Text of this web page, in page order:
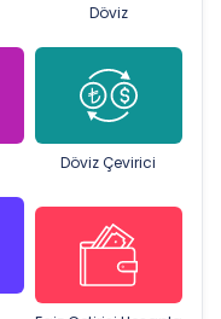
Döviz
Döviz Çevirici